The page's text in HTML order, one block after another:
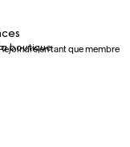
boutiqueen tant que membre